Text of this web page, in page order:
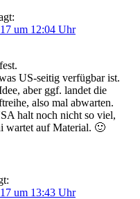
um 12:04 Uhr
US-seitig verfügbar ist.
aber ggf. landet die
also mal abwarten.
halt noch nicht so viel,
wartet auf Material. 🙂
um 13:43 Uhr